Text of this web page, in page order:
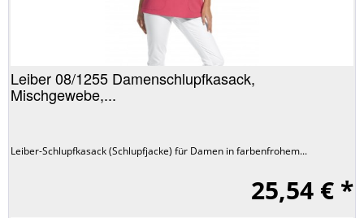
Leiber 08/1255 Damenschlupfkasack,
Mischgewebe,...
Leiber-Schlupfkasack (Schlupfjacke) für Damen in farbenfrohem...
25,54 € *